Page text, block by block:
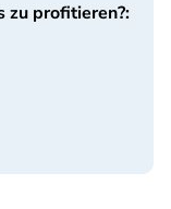
zu profitieren?: